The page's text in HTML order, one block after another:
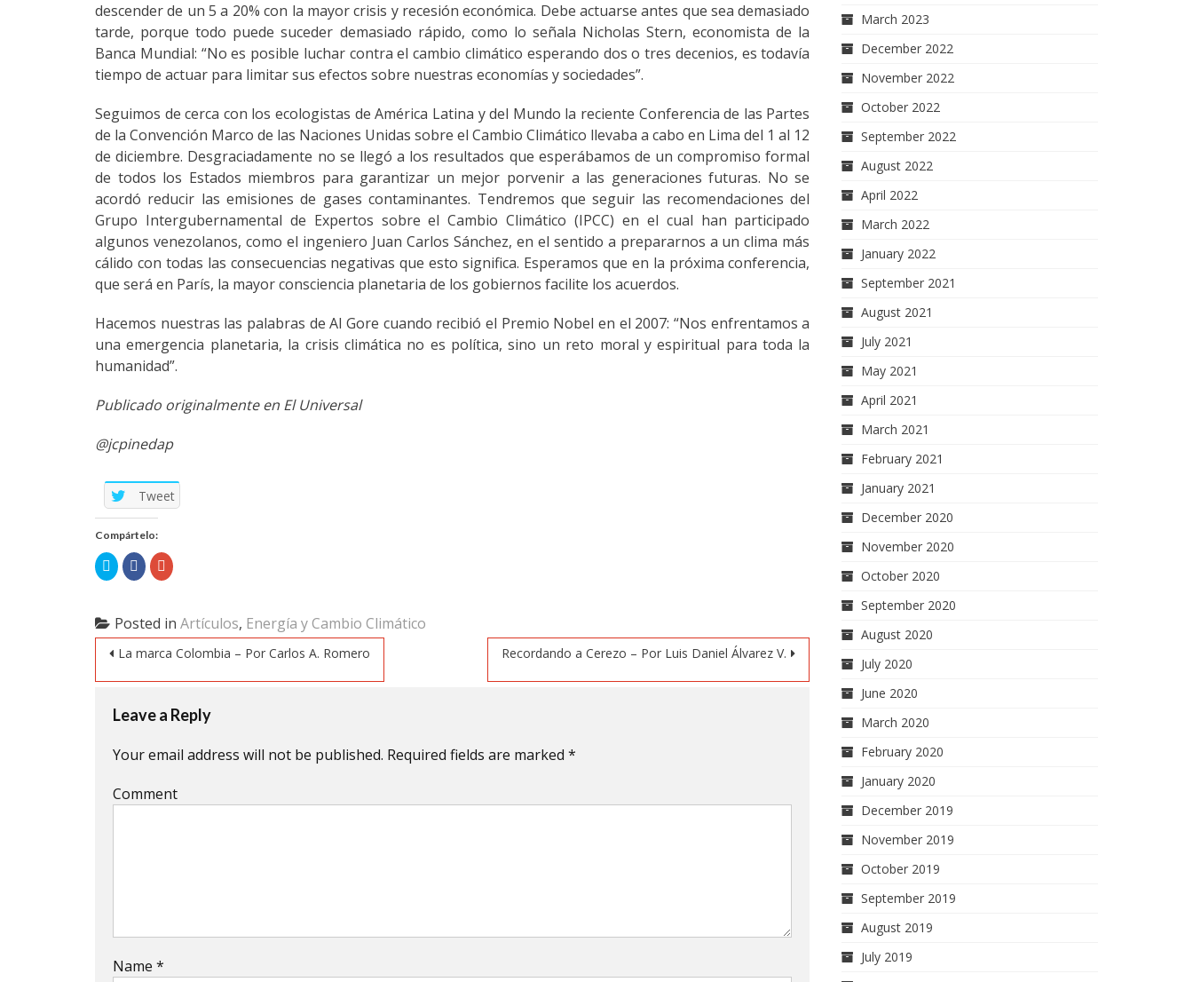
descender de un 5 a 20% con la mayor crisis y recesión económica. Debe actuarse antes que sea demasiado
tarde, porque todo puede suceder demasiado rápido, como lo señala Nicholas Stern, economista de la
Banca Mundial: “No es posible luchar contra el cambio climático esperando dos o tres decenios, es todavía
tiempo de actuar para limitar sus efectos sobre nuestras economías y sociedades”.
Seguimos de cerca con los ecologistas de América Latina y del Mundo la reciente Conferencia de las Partes
de la Convención Marco de las Naciones Unidas sobre el Cambio Climático llevaba a cabo en Lima del 1 al 12
de diciembre. Desgraciadamente no se llegó a los resultados que esperábamos de un compromiso formal
de todos los Estados miembros para garantizar un mejor porvenir a las generaciones futuras. No se
acordó reducir las emisiones de gases contaminantes. Tendremos que seguir las recomendaciones del
Grupo Intergubernamental de Expertos sobre el Cambio Climático (IPCC) en el cual han participado
algunos venezolanos, como el ingeniero Juan Carlos Sánchez, en el sentido a prepararnos a un clima más
cálido con todas las consecuencias negativas que esto significa. Esperamos que en la próxima conferencia,
que será en París, la mayor consciencia planetaria de los gobiernos facilite los acuerdos.
Hacemos nuestras las palabras de Al Gore cuando recibió el Premio Nobel en el 2007: “Nos enfrentamos a
una emergencia planetaria, la crisis climática no es política, sino un reto moral y espiritual para toda la
humanidad”.
Publicado originalmente en El Universal
@jcpinedap
Tweet
Compártelo:
Click
to
share
(Opens
in
new
window)
Click
to
share
(Opens
in
new
window)
Click
to
(Opens
in
new
window)
Posted inArtículos, Energía y Cambio Climático
Post navigation
La marca Colombia – Por Carlos A. Romero Recordando a Cerezo – Por Luis Daniel Álvarez V.
Leave a Reply
Your email address will not be published. Required fields are marked*
Comment
Name*
March 2023
December 2022
November 2022
October 2022
September 2022
August 2022
April 2022
March 2022
January 2022
September 2021
August 2021
July 2021
May 2021
April 2021
March 2021
February 2021
January 2021
December 2020
November 2020
October 2020
September 2020
August 2020
July 2020
June 2020
March 2020
February 2020
January 2020
December 2019
November 2019
October 2019
September 2019
August 2019
July 2019